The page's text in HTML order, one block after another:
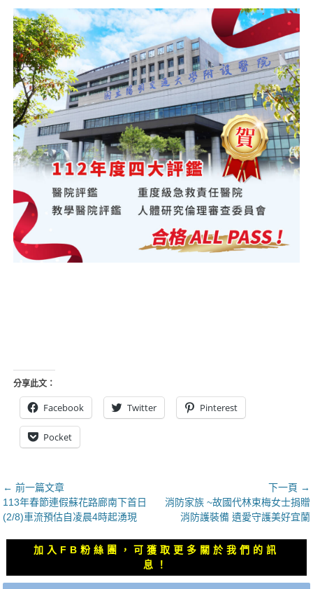
分享此文：
Facebook Twitter Pinterest
Pocket
文
章
導
覽
← 前一篇文章
上
一
113年春節連假蘇花路廊南下首日
(2/8)車流預估自凌晨4時起湧現
下一頁 →
下
文
章：
消防家族 ~故國代林束梅女士捐贈
消防護裝備 遺愛守護美好宜蘭
加入FB粉絲團，可獲取更多關於我們的訊
息！